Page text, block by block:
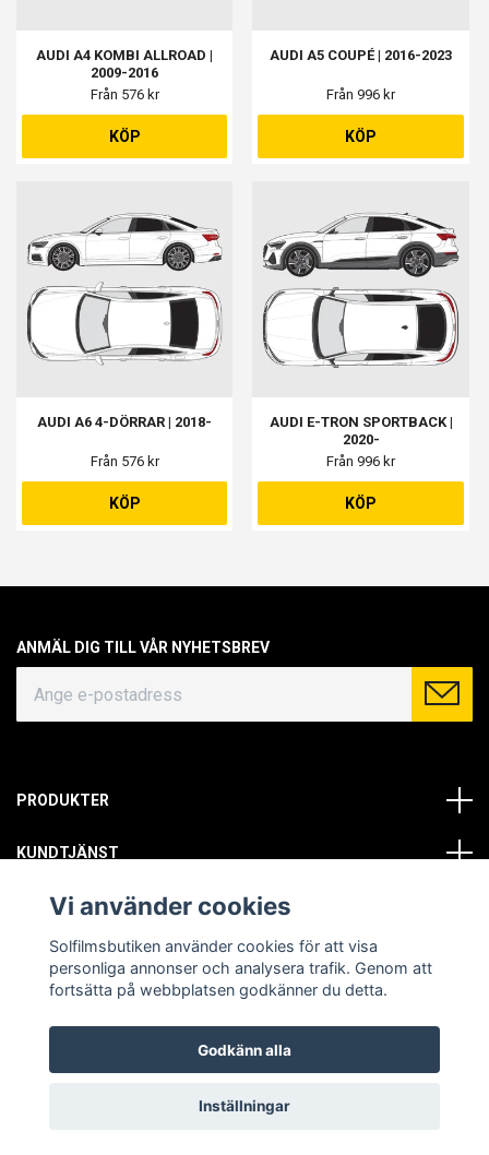
AUDI A4 KOMBI ALLROAD |
2009-2016
Från 576 kr
KÖP
AUDI A5 COUPÉ | 2016-2023
Från 996 kr
KÖP
AUDI A6 4-DÖRRAR | 2018-
Från 576 kr
KÖP
AUDI E-TRON SPORTBACK |
2020-
Från 996 kr
KÖP
ANMÄL DIG TILL VÅR NYHETSBREV
PRODUKTER
KUNDTJÄNST
OM OSS
SOCIALA MEDIER
© Copyright 2026 Solfilmsbutiken. All rights reserved.
Vi använder cookies
Solfilmsbutiken använder cookies för att visa
personliga annonser och analysera trafik. Genom att
fortsätta på webbplatsen godkänner du detta.
Godkänn alla
Inställningar